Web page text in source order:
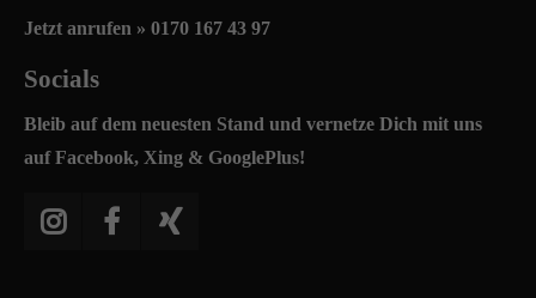
Jetzt anrufen » 0170 167 43 97
Socials
Bleib auf dem neuesten Stand und vernetze Dich mit uns
auf Facebook, Xing & GooglePlus!